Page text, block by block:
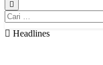
Cari
untuk:
Headlines